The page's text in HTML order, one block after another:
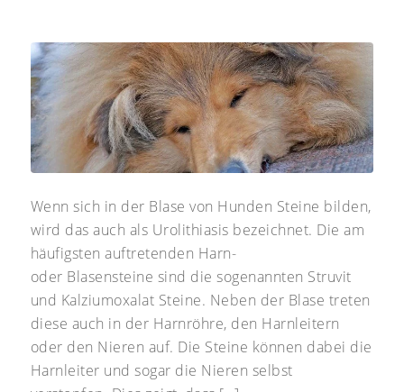
Wenn sich in der Blase von Hunden Steine bilden,
wird das auch als Urolithiasis bezeichnet. Die am
häufigsten auftretenden Harn-
oder Blasensteine sind die sogenannten Struvit
und Kalziumoxalat Steine. Neben der Blase treten
diese auch in der Harnröhre, den Harnleitern
oder den Nieren auf. Die Steine können dabei die
Harnleiter und sogar die Nieren selbst